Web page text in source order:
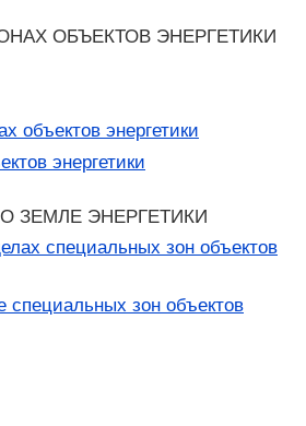
ОБЪЕКТОВ ЭНЕРГЕТИКИ
объектов энергетики
энергетики
ЗЕМЛЕ ЭНЕРГЕТИКИ
специальных зон объектов
специальных зон объектов